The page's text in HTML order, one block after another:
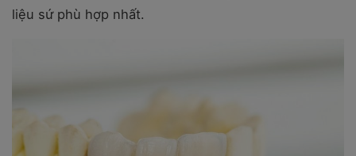
liệu sứ phù hợp nhất.